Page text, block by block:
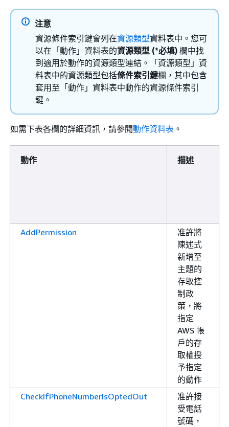
注意
資源條件索引鍵會列在資源類型資料表中。您可
以在「動作」資料表的資源類型 (*必填) 欄中找
到適用於動作的資源類型連結。「資源類型」資
料表中的資源類型包括條件索引鍵欄，其中包含
套用至「動作」資料表中動作的資源條件索引
鍵。
如需下表各欄的詳細資訊，請參閱動作資料表 。
動作 描述
AddPermission
准許將
陳述式
新增至
主題的
存取控
制政
策，將
指定
AWS 帳
戶的存
取權授
予指定
的動作
CheckIfPhoneNumberIsOptedOut
准許接
受電話
號碼，